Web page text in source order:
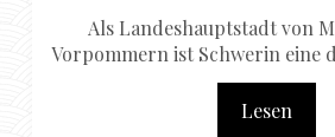
Als Landeshauptstadt von
Vorpommern ist Schwerin eine
Lesen